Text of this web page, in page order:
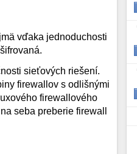
vďaka jednoduchosti
sieťových riešení.
firewallov s odlišnými
firewallového
seba preberie firewall